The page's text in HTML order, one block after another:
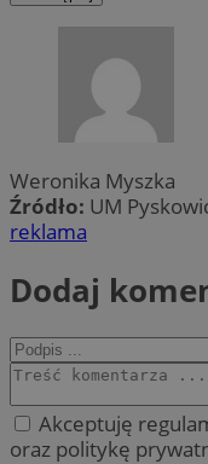
Weronika Myszka
Źródło: UM
reklama
Dodaj
Akceptuję
oraz politykę